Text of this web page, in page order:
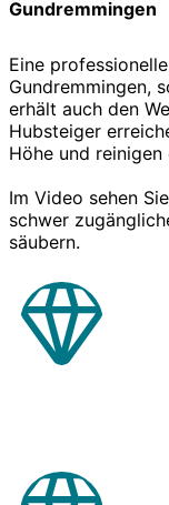
Gundremmingen
Eine
Gundremmingen,
erhält auch den
Hubsteiger
Höhe und
Im Video sehen
schwer
säubern.